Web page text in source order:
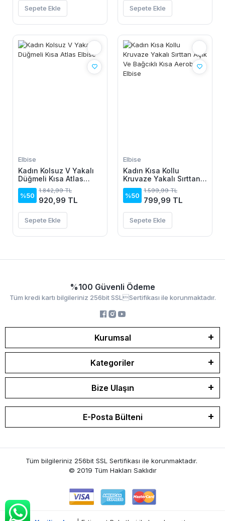
Sepete Ekle Sepete Ekle
Elbise
Kadın Kolsuz V Yakalı
Düğmeli Kısa Atlas
Elbise
%50
1.842,99 TL
920,99 TL
Sepete Ekle
Elbise
Kadın Kısa Kollu
Kruvaze Yakalı Sırttan
Açık Ve Bağcıklı Kısa
Aerobin Elbise
%50
1.599,99 TL
799,99 TL
Sepete Ekle
%100 Güvenli Ödeme
Tüm kredi kartı bilgileriniz 256bit SSLSertifikası ile korunmaktadır.
Kurumsal
Kategoriler
Bize Ulaşın
E-Posta Bülteni
Tüm bilgileriniz 256bit SSL Sertifikası ile korunmaktadır.
© 2019 Tüm Hakları Saklıdır